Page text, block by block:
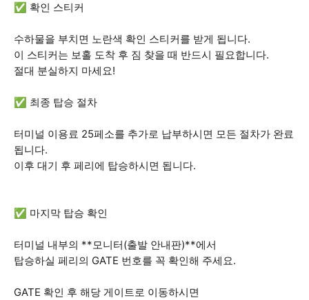
✅ 확인 스티커
수하물을 부치면 노란색 확인 스티커를 받게 됩니다.
이 스티커는 보홀 도착 후 짐 찾을 때 반드시 필요합니다.
절대 분실하지 마세요!
✅ 최종 탑승 절차
터미널 이용료 25페소를 추가로 납부하시면 모든 절차가 완료
됩니다.
이후 대기 후 페리에 탑승하시면 됩니다.
✅ 마지막 탑승 확인
터미널 내부의 **모니터(출발 안내판)**에서
탑승하실 페리의 GATE 번호를 꼭 확인해 주세요.
GATE 확인 후 해당 게이트로 이동하시면